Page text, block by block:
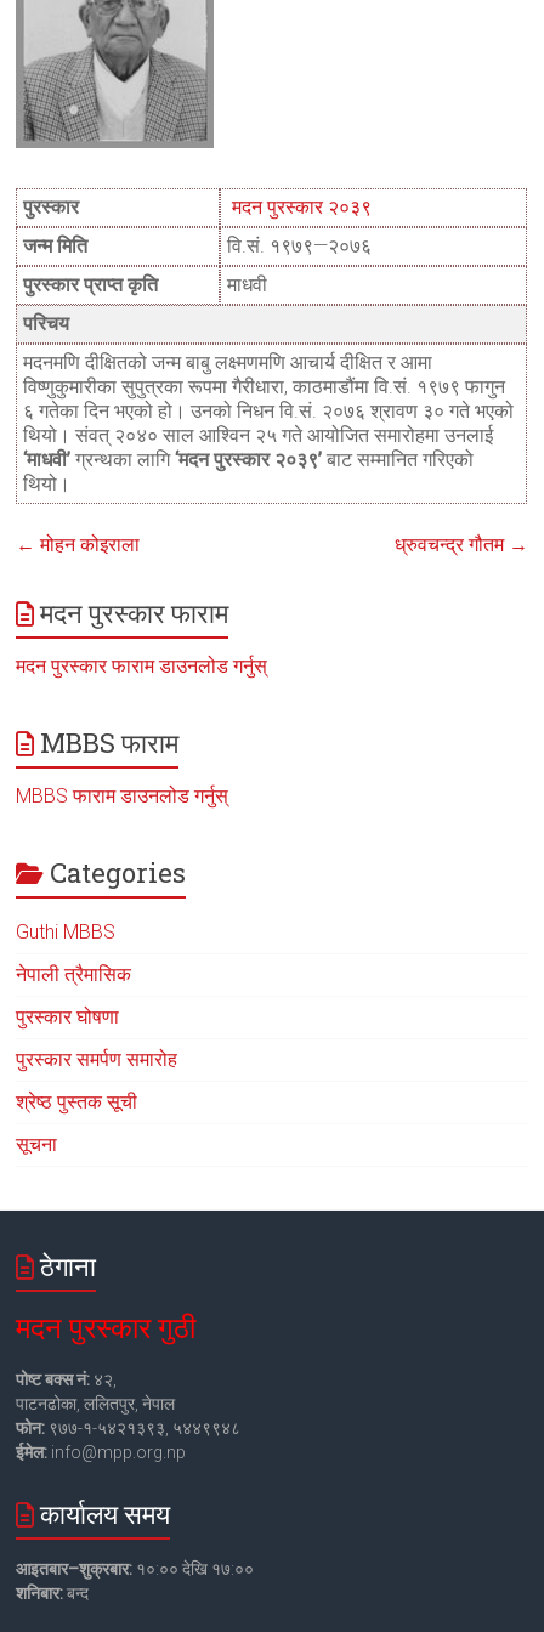
पुरस्कार
मदन पुरस्कार २०३९
जन्म मिति
वि.सं. १९७९—२०७६
पुरस्कार प्राप्त कृति
माधवी
परिचय
मदनमणि दीक्षितको जन्म बाबु लक्ष्मणमणि आचार्य दीक्षित र आमा
विष्णुकुमारीका सुपुत्रका रूपमा गैरीधारा, काठमाडौंमा वि.सं. १९७९ फागुन
६ गतेका दिन भएको हो। उनको निधन वि.सं. २०७६ श्रावण ३० गते भएको
थियो। संवत् २०४० साल आश्विन २५ गते आयोजित समारोहमा उनलाई
‘माधवी’ ग्रन्थका लागि‘मदन पुरस्कार २०३९’ बाट सम्मानित गरिएको
थियो।
← मोहन कोइराला ध्रुवचन्द्र गौतम →
मदन पुरस्कार फाराम
मदन पुरस्कार फाराम डाउनलोड गर्नुस्
MBBS फाराम
MBBS फाराम डाउनलोड गर्नुस्
Categories
Guthi MBBS
नेपाली त्रैमासिक
पुरस्कार घोषणा
पुरस्कार समर्पण समारोह
श्रेष्ठ पुस्तक सूची
सूचना
ठेगाना
मदन पुरस्कार गुठी
पोष्ट बक्स नं: ४२,
पाटनढोका, ललितपुर, नेपाल
फोन: ९७७-१-५४२१३९३, ५४४९९४८
ईमेल: info@mpp.org.np
कार्यालय समय
आइतबार–शुक्रबार: १०:०० देखि १७:००
शनिबार:बन्द